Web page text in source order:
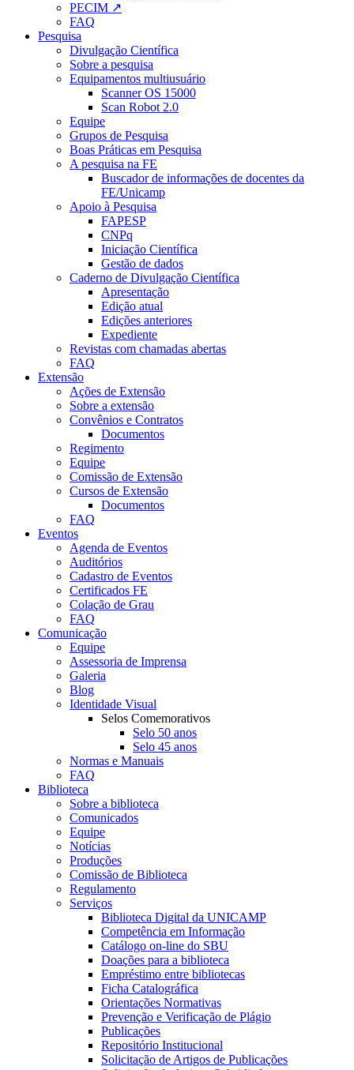
PECIM ↗
FAQ
Pesquisa
Divulgação Científica
Sobre a pesquisa
Equipamentos multiusuário
Scanner OS 15000
Scan Robot 2.0
Equipe
Grupos de Pesquisa
Boas Práticas em Pesquisa
A pesquisa na FE
Buscador de informações de docentes da
FE/Unicamp
Apoio à Pesquisa
FAPESP
CNPq
Iniciação Científica
Gestão de dados
Caderno de Divulgação Científica
Apresentação
Edição atual
Edições anteriores
Expediente
Revistas com chamadas abertas
FAQ
Extensão
Ações de Extensão
Sobre a extensão
Convênios e Contratos
Documentos
Regimento
Equipe
Comissão de Extensão
Cursos de Extensão
Documentos
FAQ
Eventos
Agenda de Eventos
Auditórios
Cadastro de Eventos
Certificados FE
Colação de Grau
FAQ
Comunicação
Equipe
Assessoria de Imprensa
Galeria
Blog
Identidade Visual
Selos Comemorativos
Selo 50 anos
Selo 45 anos
Normas e Manuais
FAQ
Biblioteca
Sobre a biblioteca
Comunicados
Equipe
Notícias
Produções
Comissão de Biblioteca
Regulamento
Serviços
Biblioteca Digital da UNICAMP
Competência em Informação
Catálogo on-line do SBU
Doações para a biblioteca
Empréstimo entre bibliotecas
Ficha Catalográfica
Orientações Normativas
Prevenção e Verificação de Plágio
Publicações
Repositório Institucional
Solicitação de Artigos de Publicações